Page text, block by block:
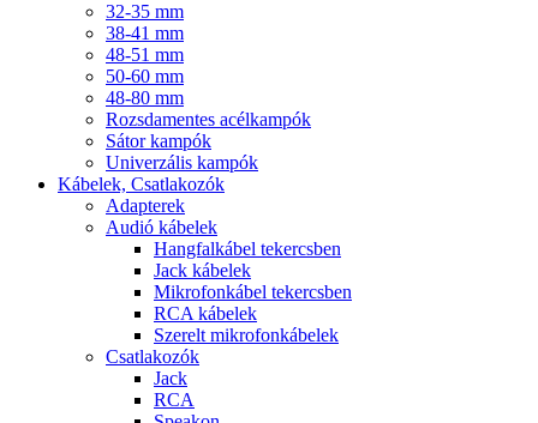
32-35 mm
38-41 mm
48-51 mm
50-60 mm
48-80 mm
Rozsdamentes acélkampók
Sátor kampók
Univerzális kampók
Kábelek, Csatlakozók
Adapterek
Audió kábelek
Hangfalkábel tekercsben
Jack kábelek
Mikrofonkábel tekercsben
RCA kábelek
Szerelt mikrofonkábelek
Csatlakozók
Jack
RCA